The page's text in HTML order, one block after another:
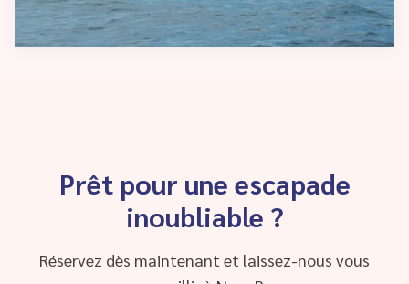
Prêt pour une escapade
inoubliable ?
Réservez dès maintenant et laissez-nous vous